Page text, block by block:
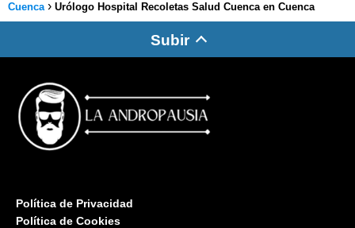
Cuenca
Urólogo Hospital Recoletas Salud Cuenca en Cuenca
Subir
Política de Privacidad
Política de Cookies